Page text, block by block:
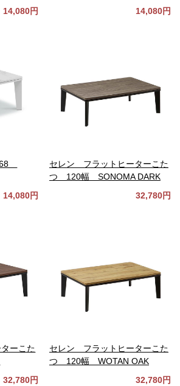
14,080円
14,080円
14,080円
セレン フラットヒーターこた
つ 120幅 SONOMA DARK
32,780円
ーこた
32,780円
セレン フラットヒーターこた
つ 120幅 WOTAN OAK
32,780円